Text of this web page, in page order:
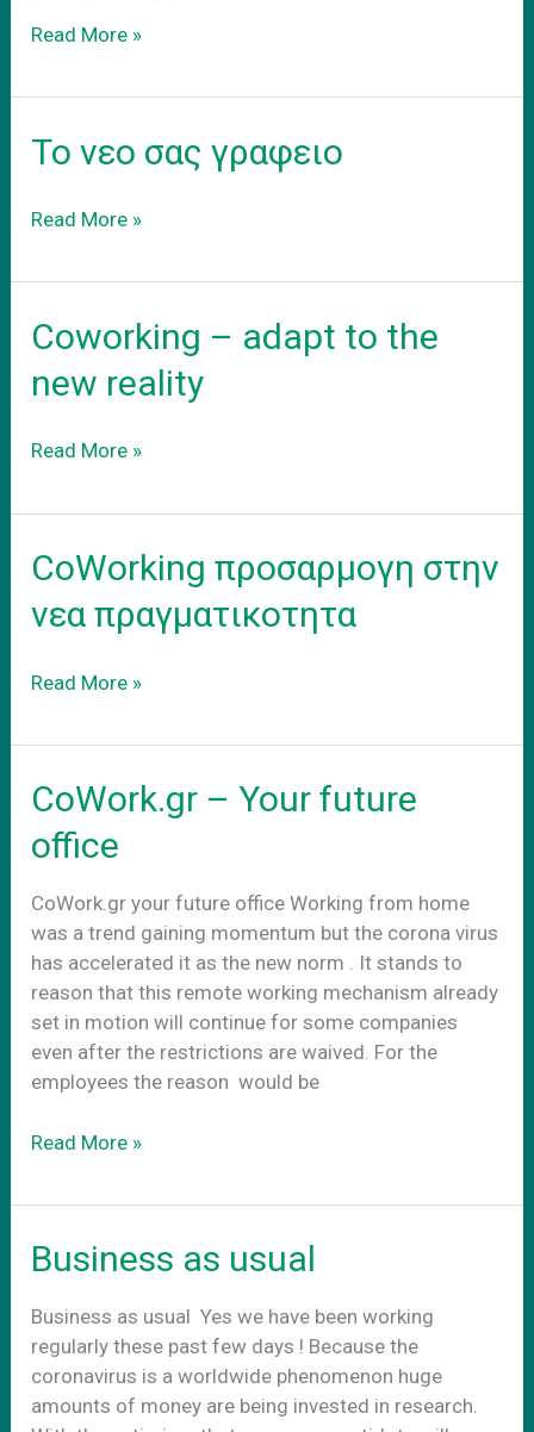
Συνεργατικοι
χωροι
Read More »
Το νεο σας γραφειο
Το
σας
Read More »
Coworking – adapt to the
new reality
Coworking
adapt
the
reality
Read More »
CoWorking προσαρμογη στην
νεα πραγματικοτητα
CoWorking
στην
πραγματικοτητα
Read More »
CoWork.gr – Your future
office
CoWork.gr your future office Working from home
was a trend gaining momentum but the corona virus
has accelerated it as the new norm . It stands to
reason that this remote working mechanism already
set in motion will continue for some companies
even after the restrictions are waived. For the
employees the reason would be
CoWork.gr
Your
office
Read More »
Business as usual
Business as usual Yes we have been working
regularly these past few days ! Because the
coronavirus is a worldwide phenomenon huge
amounts of money are being invested in research.